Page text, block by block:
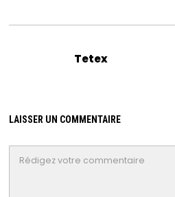
Tetex
LAISSER UN COMMENTAIRE